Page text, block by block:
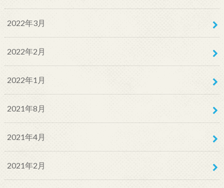
2022年3月
2022年2月
2022年1月
2021年8月
2021年4月
2021年2月